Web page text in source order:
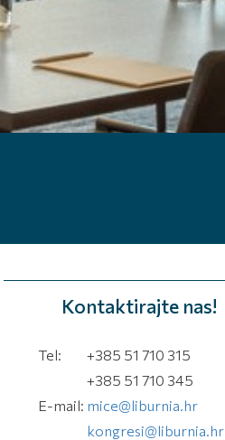
Kontaktirajte nas!
Tel:
+385 51 710 315
+385 51 710 345
E-mail: mice@liburnia.hr
kongresi@liburnia.hr